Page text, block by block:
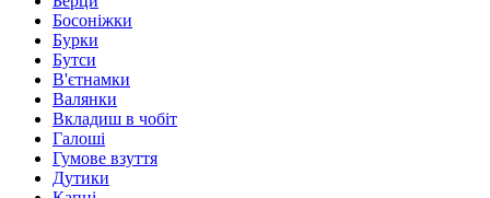
Босоніжки
Бурки
Бутси
В'єтнамки
Валянки
Вкладиш в чобіт
Галоші
Гумове взуття
Дутики